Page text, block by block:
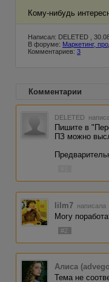
Кому-нибудь
Написал: DELETED ,
В форуме: Маркетинг,
Комментариев: 3
Комментарии
DELETED
Пишите в
ПЗ можно
lilm7 написала
Могу
#2
Алиса
Тема не